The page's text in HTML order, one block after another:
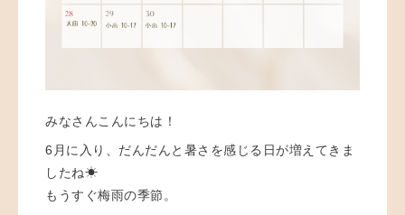
みなさんこんにちは！
6月に入り、だんだんと暑さを感じる日が増えてきま
したね☀
もうすぐ梅雨の季節。